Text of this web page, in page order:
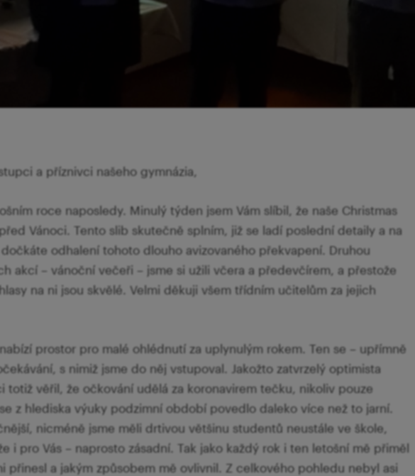
a příznivci našeho gymnázia,
roce naposledy. Minulý týden jsem Vám slíbil, že naše Christmas
Vánoci. Tento slib skutečně splním, již se ladí poslední detaily a na
odhalení tohoto dlouho avizovaného překvapení. Druhou
akcí – vánoční večeři – jsme si užili včera a předevčírem, a přestože
na ni jsou skvělé. Velmi děkuji všem třídním učitelům za jejich
prostor pro malé ohlédnutí za uplynulým rokem. Ten se – upřímně
s nimiž jsme do něj vstupoval. Jakožto zatvrzelý optimista
totiž věřil, že očkování udělá za koronavirem tečku, nikoliv pouze
z hlediska výuky podzimní období povedlo daleko více než to jarní.
nicméně jsme měli drtivou většinu studentů neustále ve škole,
i pro Vás – naprosto zásadní. Tak jako každý rok i ten letošní mě přiměl
přinesl a jakým způsobem mě ovlivnil. Z celkového pohledu nebyl asi